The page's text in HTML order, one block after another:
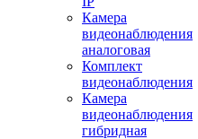
Камера
видеонаблюдения
аналоговая
Комплект
видеонаблюдения
Камера
видеонаблюдения
гибридная